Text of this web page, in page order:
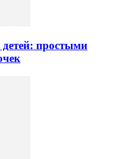
детей: простыми